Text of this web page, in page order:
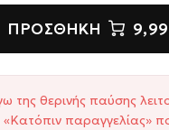
ΠΡΟΣΘΉΚΗ
της θερινής παύσης
«Κατόπιν παραγγελίας»